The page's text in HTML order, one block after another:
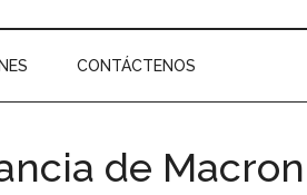
CONTÁCTENOS
de Macron